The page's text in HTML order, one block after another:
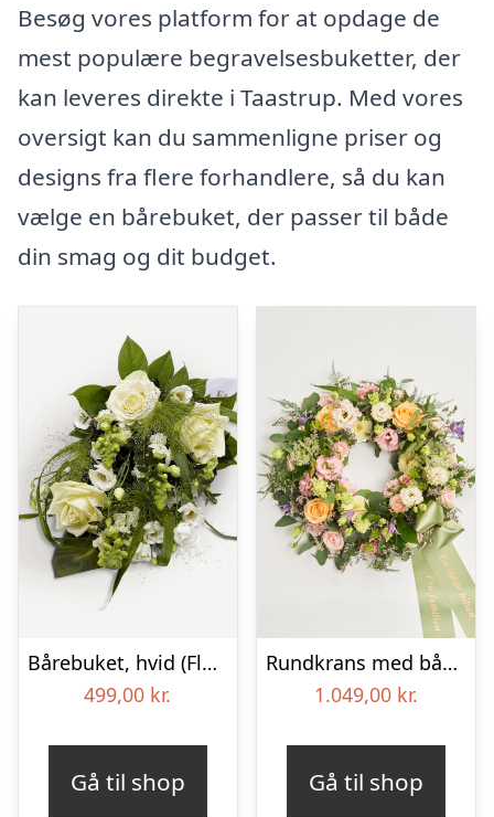
Besøg vores platform for at opdage de
mest populære begravelsesbuketter, der
kan leveres direkte i Taastrup. Med vores
oversigt kan du sammenligne priser og
designs fra flere forhandlere, så du kan
vælge en bårebuket, der passer til både
din smag og dit budget.
Bårebuket, hvid (Floristens kreative valg) med bånd
499,00 kr.
Gå til shop
Rundkrans med bånd – Floristens kreative valg
1.049,00 kr.
Gå til shop